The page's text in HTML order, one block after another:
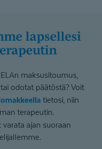
maksusitoumus,
odotat päätöstä? Voit
tietosi, niin
terapeutin.
varata ajan suoraan